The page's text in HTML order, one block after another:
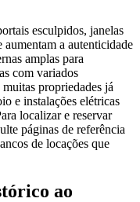
esculpidos, janelas
a autenticidade
amplas para
com variados
propriedades já
e instalações elétricas
localizar e reservar
páginas de referência
de locações que
ao